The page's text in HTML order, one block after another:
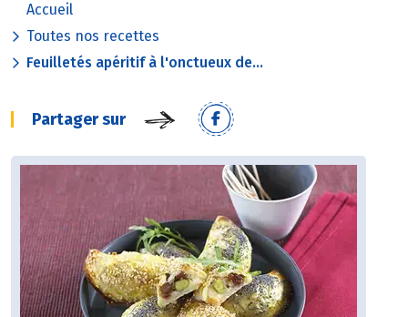
Accueil
Toutes nos recettes
Feuilletés apéritif à l'onctueux de...
Partager sur